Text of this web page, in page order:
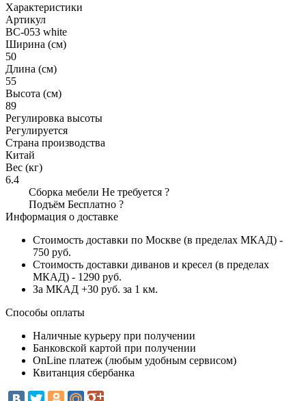
Характеристики
Артикул
BC-053 white
Ширина (см)
50
Длина (см)
55
Высота (см)
89
Регулировка высоты
Регулируется
Страна производства
Китай
Вес (кг)
6.4
Сборка мебели Не требуется ?
Подъём Бесплатно ?
Информация о доставке
Стоимость доставки по Москве (в пределах МКАД) -
750 руб.
Стоимость доставки диванов и кресел (в пределах
МКАД) - 1290 руб.
За МКАД +30 руб. за 1 км.
Способы оплаты
Наличные курьеру при получении
Банковской картой при получении
OnLine платеж (любым удобным сервисом)
Квитанция сбербанка